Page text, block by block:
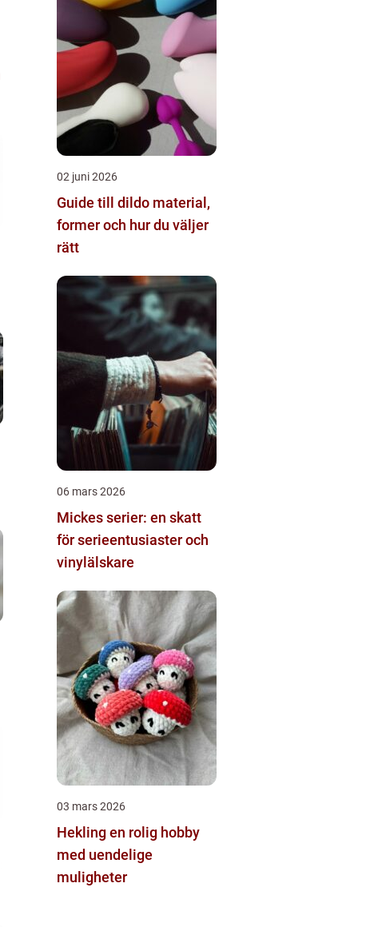
02 juni 2026
Guide till dildo material,
former och hur du väljer
rätt
06 mars 2026
Mickes serier: en skatt
för serieentusiaster och
vinylälskare
03 mars 2026
Hekling en rolig hobby
med uendelige
muligheter